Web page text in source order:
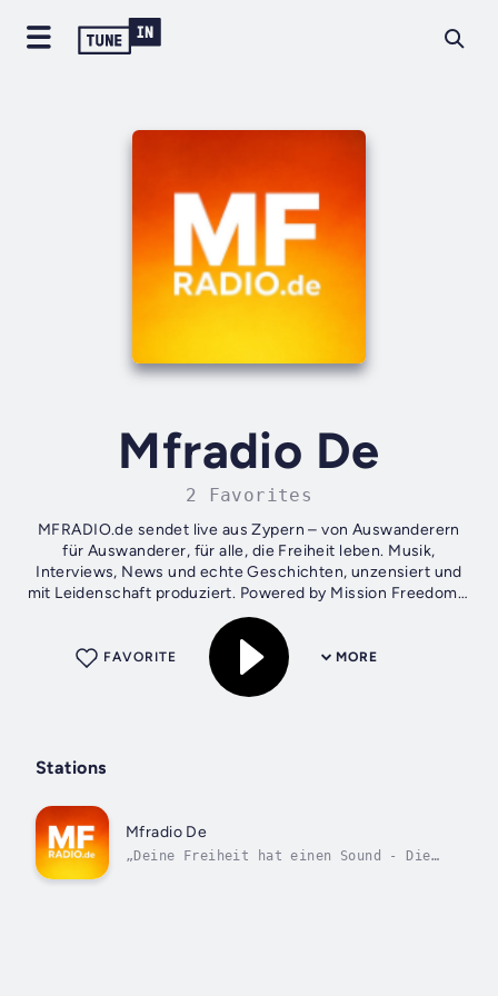
Mfradio De
2 Favorites
MFRADIO.de sendet live aus Zypern – von Auswanderern
für Auswanderer, für alle, die Freiheit leben. Musik,
Interviews, News und echte Geschichten, unzensiert und
mit Leidenschaft produziert. Powered by Mission Freedom –
das Radio der neuen Generation.
MORE
FAVORITE
Stations
Mfradio De
„Deine Freiheit hat einen Sound - Die